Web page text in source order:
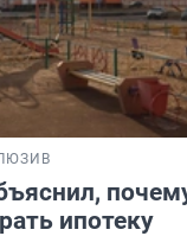
ипотеку